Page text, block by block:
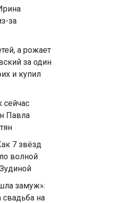
за
а рожает
за один
и купил
Павла
7 звёзд
волной
замуж»:
свадьба на